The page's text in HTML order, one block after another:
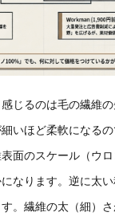
じるのは毛の繊維
いほど柔軟になる
面のスケール（ウ
なります。逆に太
。繊維の太（細）